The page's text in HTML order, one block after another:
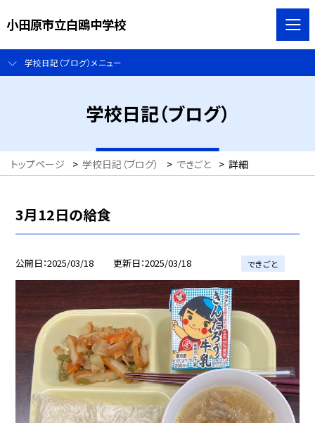
小田原市立白鴎中学校
学校日記（ブログ）メニュー
学校日記（ブログ）
トップページ > 学校日記（ブログ） > できごと > 詳細
3月12日の給食
公開日 2025/03/18 更新日 2025/03/18 できごと